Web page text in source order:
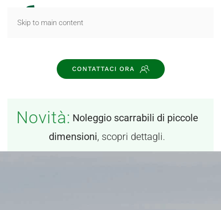
Skip to main content
CONTATTACI ORA
Novità: Noleggio scarrabili di piccole
dimensioni, scopri dettagli.